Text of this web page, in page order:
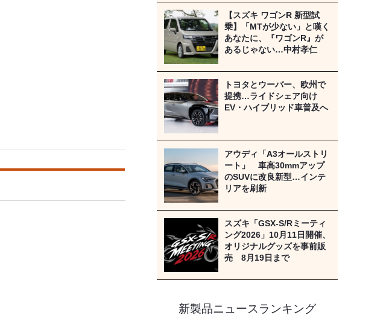
【スズキ ワゴンR 新型試
乗】「MTが少ない」と嘆く
あなたに、『ワゴンR』が
あるじゃない…中村孝仁
トヨタとウーバー、欧州で
提携…ライドシェア向け
EV・ハイブリッド車普及へ
アウディ「A3オールストリ
ート」 車高30mmアップ
のSUVに改良新型…インテ
リアを刷新
スズキ「GSX-S/Rミーティ
ング2026」10月11日開催、
オリジナルグッズを事前販
売 8月19日まで
新製品ニュースランキング